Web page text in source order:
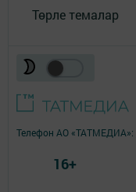
Төрле темалар
Телефон АО «ТАТМЕДИА»:
16+